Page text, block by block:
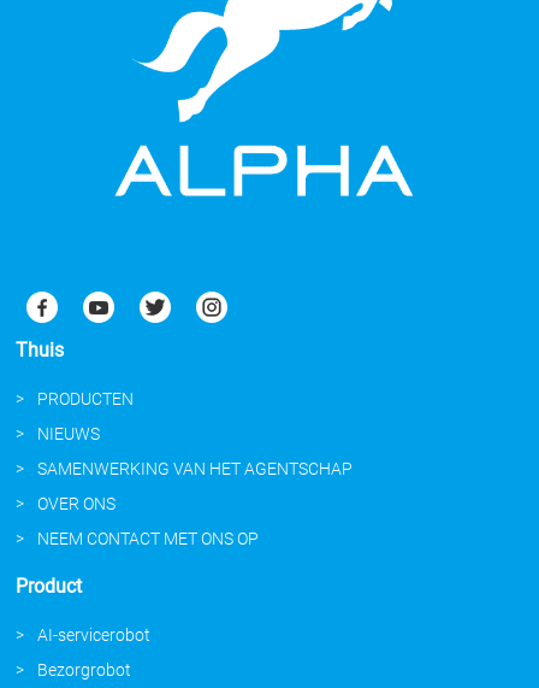
Thuis
PRODUCTEN
NIEUWS
SAMENWERKING VAN HET AGENTSCHAP
OVER ONS
NEEM CONTACT MET ONS OP
Product
AI-servicerobot
Bezorgrobot